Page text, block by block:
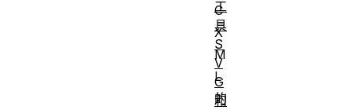
C
X
M
L
的
工
具
S
V
G
和